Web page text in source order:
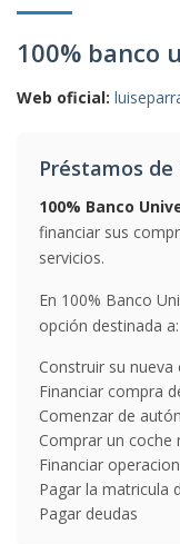
100% banco
Web oficial:
Préstamos de
100% Banco
financiar sus
servicios.
En 100% Banco
opción destinada a:
Construir su nueva
Financiar compra
Comenzar de
Comprar un coche
Financiar
Pagar la matricula
Pagar deudas